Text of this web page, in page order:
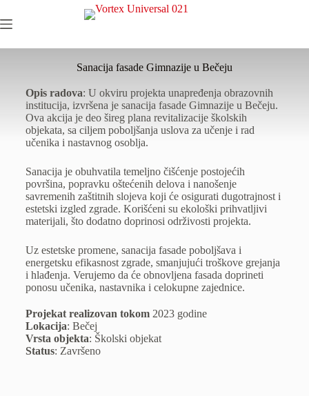
Sanacija fasade Gimnazije u Bečeju
Opis radova: U okviru projekta unapređenja obrazovnih
institucija, izvršena je sanacija fasade Gimnazije u Bečeju.
Ova akcija je deo šireg plana revitalizacije školskih
objekata, sa ciljem poboljšanja uslova za učenje i rad
učenika i nastavnog osoblja.
Sanacija je obuhvatila temeljno čišćenje postojećih
površina, popravku oštećenih delova i nanošenje
savremenih zaštitnih slojeva koji će osigurati dugotrajnost i
estetski izgled zgrade. Korišćeni su ekološki prihvatljivi
materijali, što dodatno doprinosi održivosti projekta.
Uz estetske promene, sanacija fasade poboljšava i
energetsku efikasnost zgrade, smanjujući troškove grejanja
i hlađenja. Verujemo da će obnovljena fasada doprineti
ponosu učenika, nastavnika i celokupne zajednice.
Projekat realizovan tokom2023 godine
Lokacija: Bečej
Vrsta objekta: Školski objekat
Status: Završeno